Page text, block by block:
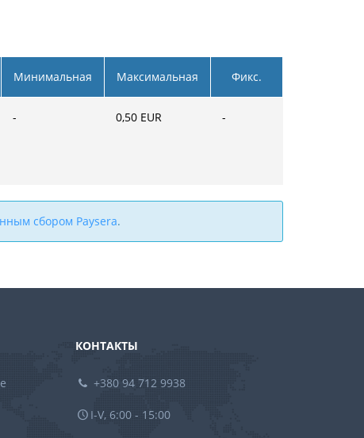
Минимальная Максимальная Фикс.
- 0,50 EUR -
сбором Paysera.
КОНТАКТЫ
+380 94 712 9938
I-V, 6:00 - 15:00